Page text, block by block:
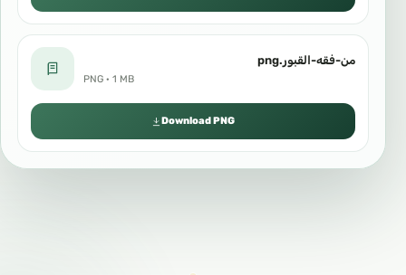
من-فقه-القبور.png
PNG · 1 MB
Download PNG